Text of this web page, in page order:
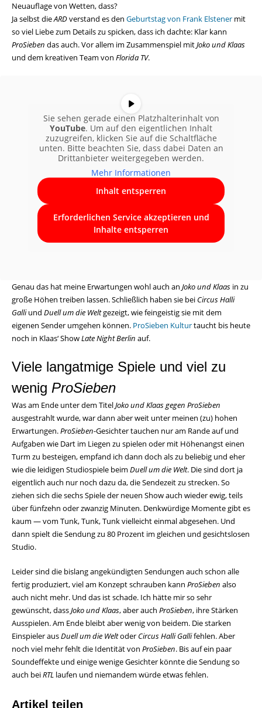
Neuauflage von Wetten, dass?
Ja selbst dieARDverstand es den Geburtstag von Frank Elstener mit
so viel Liebe zum Details zu spicken, dass ich dachte: Klar kann
ProSieben das auch. Vor allem im Zusammenspiel mitJoko und Klaas
und dem kreativen Team von Florida TV.
Sie sehen gerade einen Platzhalterinhalt von
YouTube. Um auf den eigentlichen Inhalt
zuzugreifen, klicken Sie auf die Schaltfläche
unten. Bitte beachten Sie, dass dabei Daten an
Drittanbieter weitergegeben werden.
Mehr Informationen
Inhalt entsperren
Erforderlichen Service akzeptieren und
Inhalte entsperren
Genau das hat meine Erwartungen wohl auch an Joko und Klaas in zu
große Höhen treiben lassen. Schließlich haben sie bei Circus Halli
Galliund Duell um die Weltgezeigt, wie feingeistig sie mit dem
eigenen Sender umgehen können. ProSieben Kulturtaucht bis heute
noch in Klaas‘ ShowLate Night Berlin auf.
Viele langatmige Spiele und viel zu
wenig ProSieben
Was am Ende unter dem TitelJoko und Klaas gegen ProSieben
ausgestrahlt wurde, war dann aber weit unter meinen (zu) hohen
Erwartungen.ProSieben-Gesichter tauchen nur am Rande auf und
Aufgaben wie Dart im Liegen zu spielen oder mit Höhenangst einen
Turm zu besteigen, empfand ich dann doch als zu beliebig und eher
wie die leidigen Studiospiele beim Duell um die Welt. Die sind dort ja
eigentlich auch nur noch dazu da, die Sendezeit zu strecken. So
ziehen sich die sechs Spiele der neuen Show auch wieder ewig, teils
über fünfzehn oder zwanzig Minuten. Denkwürdige Momente gibt es
kaum — vom Tunk, Tunk, Tunk vielleicht einmal abgesehen. Und
dann spielt die Sendung zu 80 Prozent im gleichen und gesichtslosen
Studio.
Leider sind die bislang angekündigten Sendungen auch schon alle
fertig produziert, viel am Konzept schrauben kann ProSieben also
auch nicht mehr. Und das ist schade. Ich hätte mir so sehr
gewünscht, dassJoko und Klaas, aber auch ProSieben, ihre Stärken
Ausspielen. Am Ende bleibt aber wenig von beidem. Die starken
Einspieler ausDuell um die Weltoder Circus Halli Gallifehlen. Aber
noch viel mehr fehlt die Identität von ProSieben. Bis auf ein paar
Soundeffekte und einige wenige Gesichter könnte die Sendung so
auch beiRTL laufen und niemandem würde etwas fehlen.
Artikel teilen